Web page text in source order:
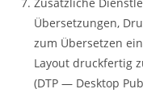
Übersetzungen,
zum Übersetzen
Layout druckfertig
(DTP — Desktop